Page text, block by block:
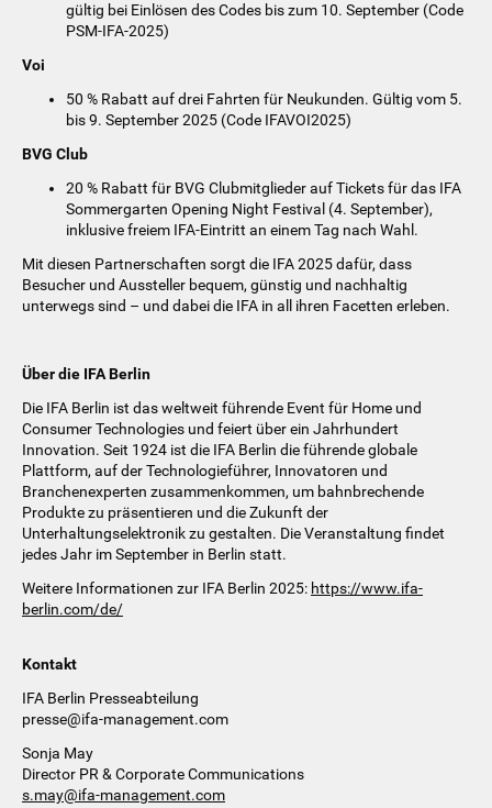
gültig bei Einlösen des Codes bis zum 10. September (Code
PSM-IFA-2025)
Voi
50 % Rabatt auf drei Fahrten für Neukunden. Gültig vom 5.
bis 9. September 2025 (Code IFAVOI2025)
BVG Club
20 % Rabatt für BVG Clubmitglieder auf Tickets für das IFA
Sommergarten Opening Night Festival (4. September),
inklusive freiem IFA-Eintritt an einem Tag nach Wahl.
Mit diesen Partnerschaften sorgt die IFA 2025 dafür, dass
Besucher und Aussteller bequem, günstig und nachhaltig
unterwegs sind – und dabei die IFA in all ihren Facetten erleben.
Über die IFA Berlin
Die IFA Berlin ist das weltweit führende Event für Home und
Consumer Technologies und feiert über ein Jahrhundert
Innovation. Seit 1924 ist die IFA Berlin die führende globale
Plattform, auf der Technologieführer, Innovatoren und
Branchenexperten zusammenkommen, um bahnbrechende
Produkte zu präsentieren und die Zukunft der
Unterhaltungselektronik zu gestalten. Die Veranstaltung findet
jedes Jahr im September in Berlin statt.
Weitere Informationen zur IFA Berlin 2025: https://www.ifa-
berlin.com/de/
Kontakt
IFA Berlin Presseabteilung
presse@ifa-management.com
Sonja May
Director PR & Corporate Communications
s.may@ifa-management.com